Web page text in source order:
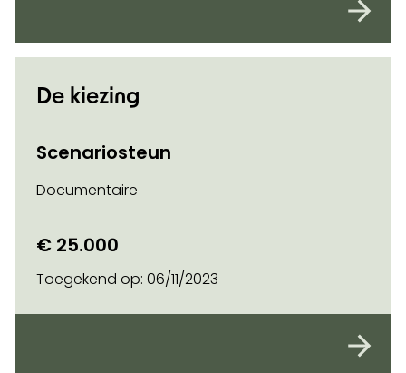
De kiezing
Scenariosteun
Documentaire
€ 25.000
Toegekend op: 06/11/2023